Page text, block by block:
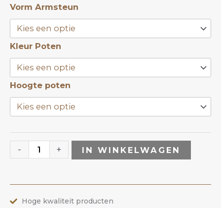
Vorm Armsteun
Kleur Poten
Hoogte poten
-
Armsteun
Zwart
|
ANOLE
aantal
+ IN WINKELWAGEN
Hoge kwaliteit producten